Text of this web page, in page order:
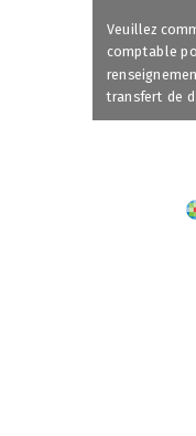
Veuillez
comptable
transfert de